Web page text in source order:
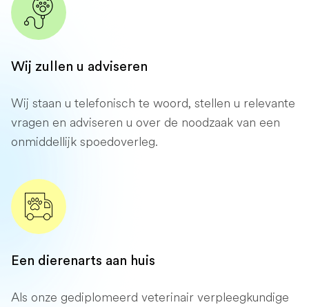
Wij zullen u adviseren
Wij staan ​​u telefonisch te woord, stellen u relevante
vragen en adviseren u over de noodzaak van een
onmiddellijk spoedoverleg.
Een dierenarts aan huis
Als onze gediplomeerd veterinair verpleegkundige